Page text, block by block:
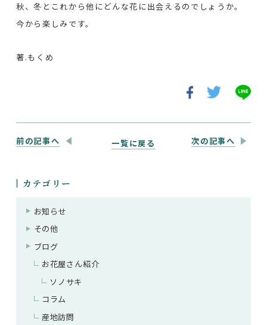
秋、冬とこれから他にどんな花に出会えるのでしょうか。
今から楽しみです。
著.もくめ
前の記事へ 一覧に戻る 次の記事へ
カテゴリー
お知らせ
その他
ブログ
お花屋さん紹介
ソノサキ
コラム
産地訪問